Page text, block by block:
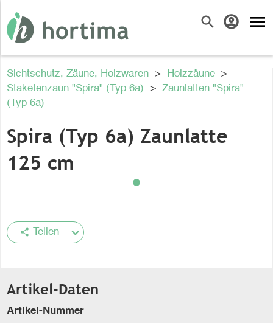
search account_circle menu
Sichtschutz, Zäune, Holzwaren > Holzzäune >
Staketenzaun "Spira" (Typ 6a)
> Zaunlatten "Spira"
(Typ 6a)
Spira (Typ 6a) Zaunlatte
125 cm
share Teilen
Artikel-Daten
Artikel-Nummer